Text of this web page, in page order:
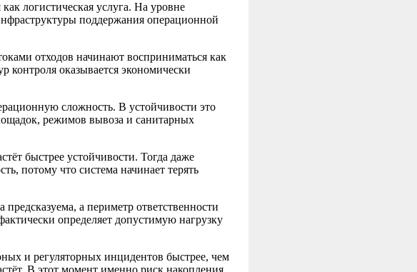
логистическая услуга. На уровне
поддержания операционной
отходов начинают восприниматься как
контроля оказывается экономически
сложность. В устойчивости это
режимов вывоза и санитарных
быстрее устойчивости. Тогда даже
потому что система начинает терять
а периметр ответственности
определяет допустимую нагрузку
и регуляторных инцидентов быстрее, чем